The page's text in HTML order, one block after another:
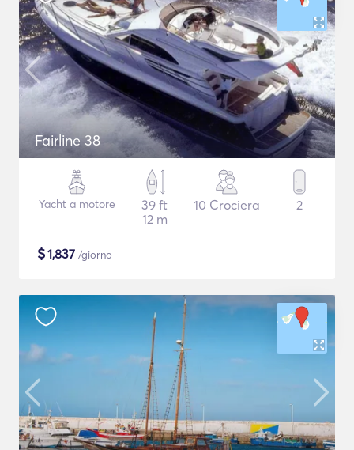
Fairline 38
Yacht a motore
39 ft
12 m
10 Crociera 2
$1,837 /giorno